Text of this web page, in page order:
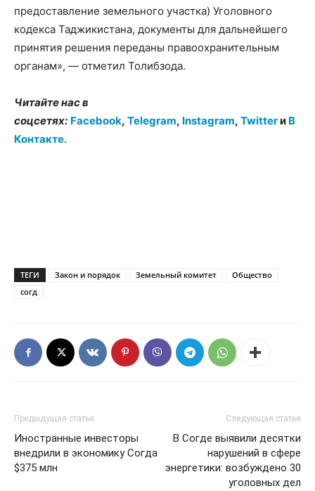
предоставление земельного участка) Уголовного
кодекса Таджикистана, документы для дальнейшего
принятия решения переданы правоохранительным
органам», — отметил Толибзода.
Читайте нас в
соцсетях: Facebook, Telegram, Instagram, Twitterи В
Контакте.
ТЕГИ Закон и порядок Земельный комитет
Общество
согд
Предыдущая статья
Иностранные инвесторы
внедрили в экономику Согда
$375 млн
Следующая статья
В Согде выявили десятки
нарушений в сфере
энергетики: возбуждено 30
уголовных дел